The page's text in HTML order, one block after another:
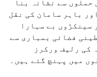
سے نشانہ بنا
باہر سامان کی نقل
سینکڑوں بے سہارا
فضائی بمباری سے
کی رلیف ورکرز
میں پہنچ گئے ہیں۔